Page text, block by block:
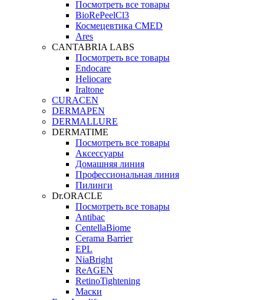
Посмотреть все товары
BioRePeelCl3
Космецевтика CMED
Ares
CANTABRIA LABS
Посмотреть все товары
Endocare
Heliocare
Iraltone
CURACEN
DERMAPEN
DERMALLURE
DERMATIME
Посмотреть все товары
Аксессуары
Домашняя линия
Профессиональная линия
Пилинги
Dr.ORACLE
Посмотреть все товары
Antibac
CentellaBiome
Cerama Barrier
EPL
NiaBright
ReAGEN
RetinoTightening
Маски